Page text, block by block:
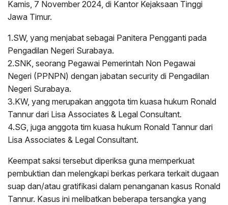
Kamis, 7 November 2024, di Kantor Kejaksaan Tinggi
Jawa Timur.
1.SW, yang menjabat sebagai Panitera Pengganti pada
Pengadilan Negeri Surabaya.
2.SNK, seorang Pegawai Pemerintah Non Pegawai
Negeri (PPNPN) dengan jabatan security di Pengadilan
Negeri Surabaya.
3.KW, yang merupakan anggota tim kuasa hukum Ronald
Tannur dari Lisa Associates & Legal Consultant.
4.SG, juga anggota tim kuasa hukum Ronald Tannur dari
Lisa Associates & Legal Consultant.
Keempat saksi tersebut diperiksa guna memperkuat
pembuktian dan melengkapi berkas perkara terkait dugaan
suap dan/atau gratifikasi dalam penanganan kasus Ronald
Tannur. Kasus ini melibatkan beberapa tersangka yang